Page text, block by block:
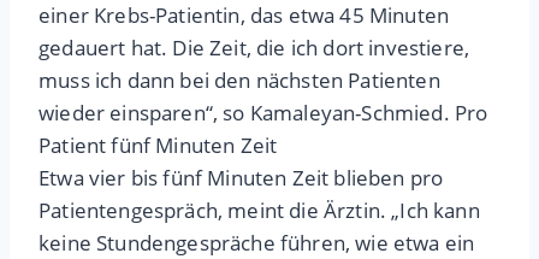
einer Krebs-Patientin, das etwa 45 Minuten
gedauert hat. Die Zeit, die ich dort investiere,
muss ich dann bei den nächsten Patienten
wieder einsparen“, so Kamaleyan-Schmied. Pro
Patient fünf Minuten Zeit
Etwa vier bis fünf Minuten Zeit blieben pro
Patientengespräch, meint die Ärztin. „Ich kann
keine Stundengespräche führen, wie etwa ein